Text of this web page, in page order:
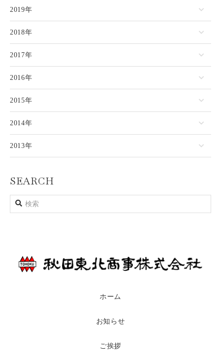
2019年
2018年
2017年
2016年
2015年
2014年
2013年
SEARCH
ホーム
お知らせ
ご挨拶